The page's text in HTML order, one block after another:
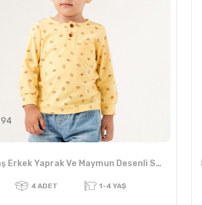
1-4 Yaş Erkek Yaprak Ve Maymun Desenli Sweat